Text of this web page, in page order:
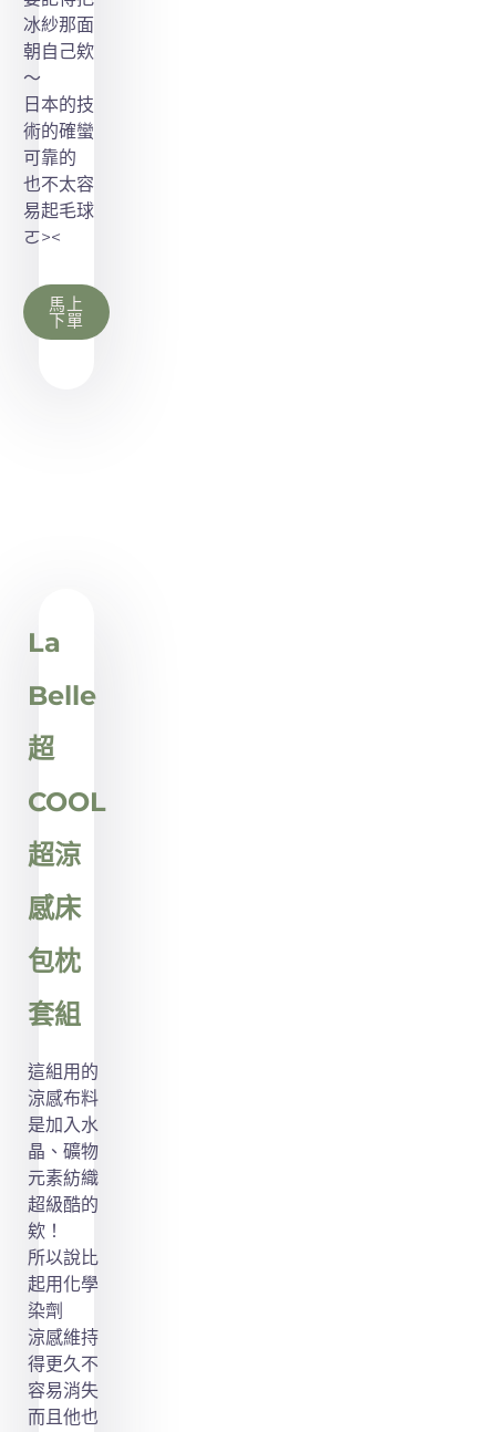
冰紗那面
朝自己欸
～
日本的技
術的確蠻
可靠的
也不太容
易起毛球
ㄛ><
馬上
下單
La
Belle
超
COOL
超涼
感床
包枕
套組
這組用的
涼感布料
是加入水
晶、礦物
元素紡織
超級酷的
欸！
所以說比
起用化學
染劑
涼感維持
得更久不
容易消失
而且他也
of
1